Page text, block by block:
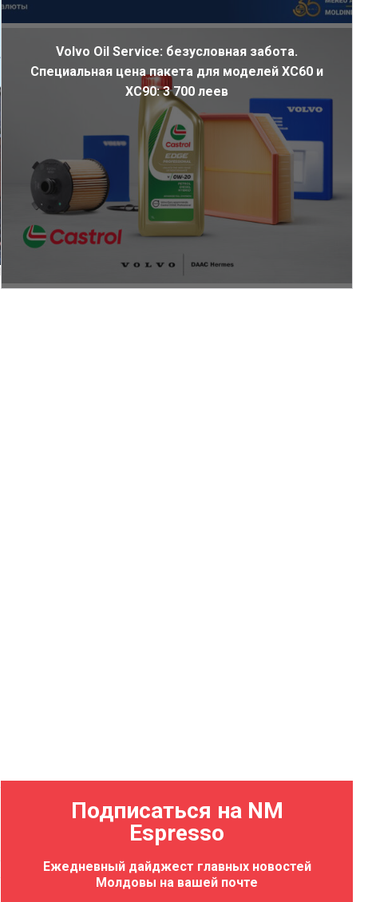
Volvo Oil Service: безусловная забота.
Специальная цена пакета для моделей XC60 и
XC90: 3 700 леев
Подписаться на NM
Espresso
Ежедневный дайджест главных новостей
Молдовы на вашей почте